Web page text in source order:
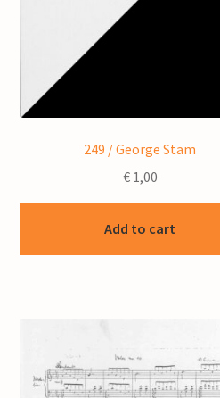
249 / George Stam
€1,00
Add to cart